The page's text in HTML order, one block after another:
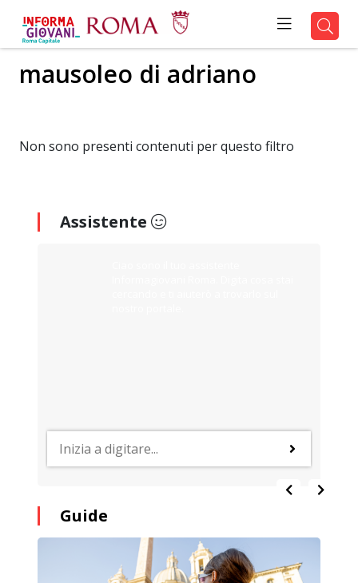
mausoleo di adriano
Non sono presenti contenuti per questo filtro
Assistente
Guide